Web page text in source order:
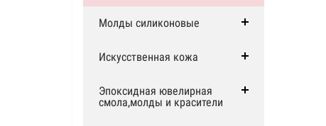
Молды силиконовые
Искусственная кожа
Эпоксидная ювелирная
смола,молды и красители